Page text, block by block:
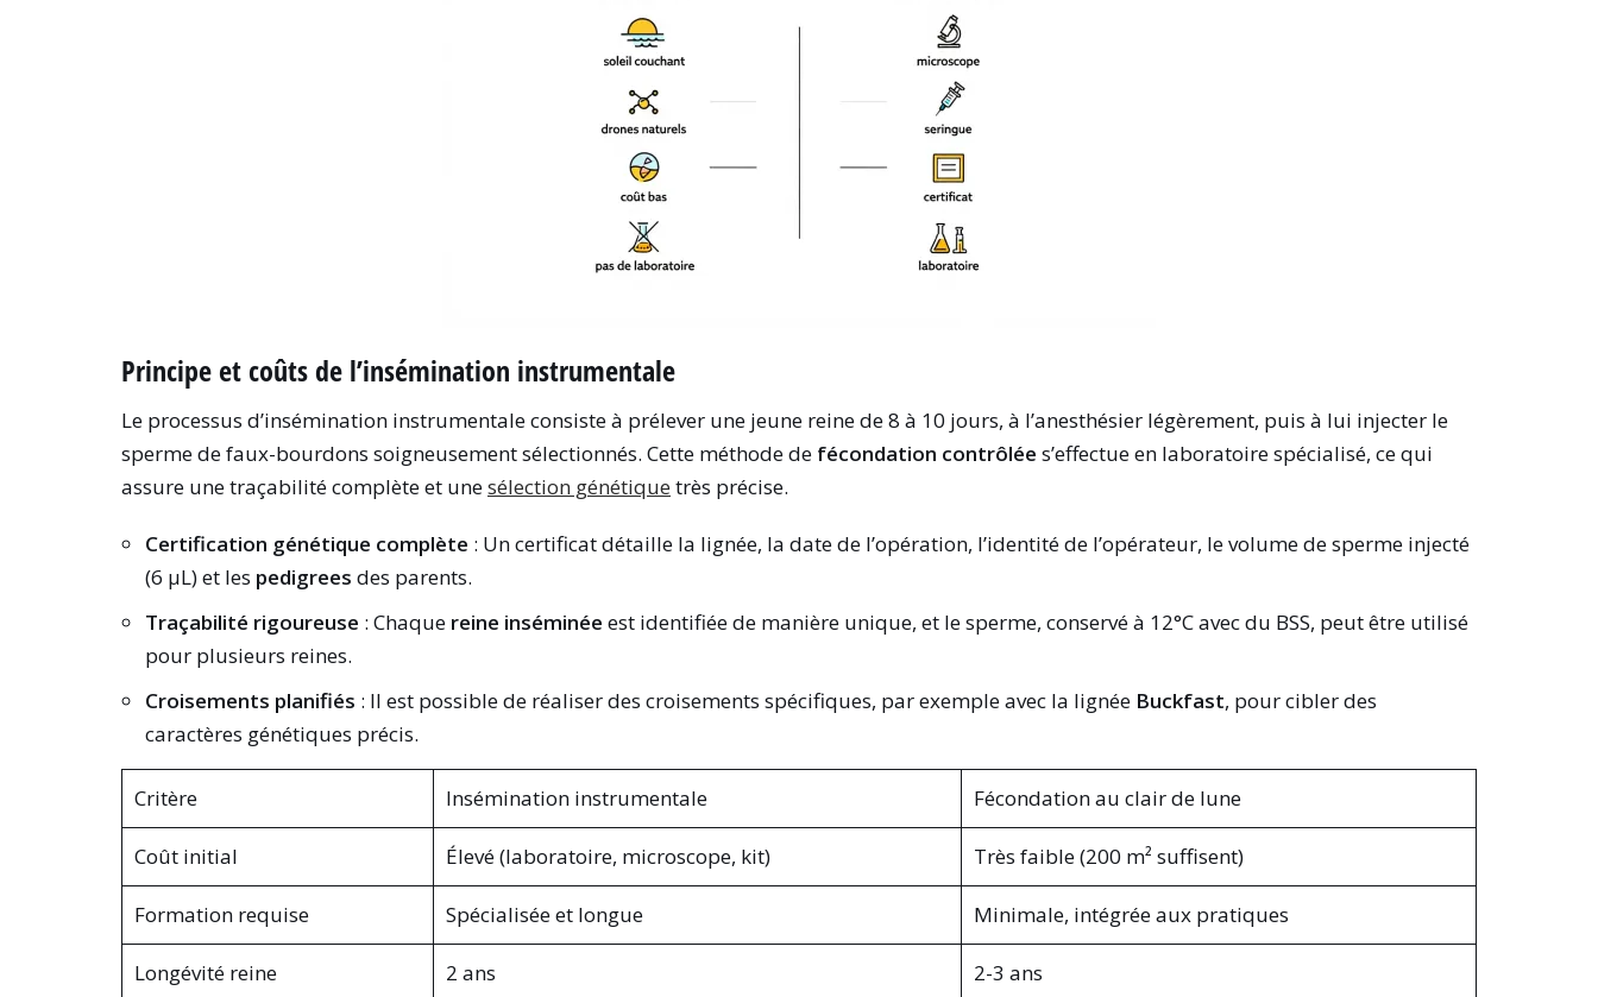
Principe et coûts de l’insémination instrumentale
Le processus d’insémination instrumentale consiste à prélever une jeune reine de 8 à 10 jours, à l’anesthésier légèrement, puis à lui injecter le
sperme de faux-bourdons soigneusement sélectionnés. Cette méthode de fécondation contrôlée s’effectue en laboratoire spécialisé, ce qui
assure une traçabilité complète et unesélection génétique très précise.
Certification génétique complète : Un certificat détaille la lignée, la date de l’opération, l’identité de l’opérateur, le volume de sperme injecté
(6 µL) et les pedigrees des parents.
Traçabilité rigoureuse : Chaque reine inséminée est identifiée de manière unique, et le sperme, conservé à 12°C avec du BSS, peut être utilisé
pour plusieurs reines.
Croisements planifiés : Il est possible de réaliser des croisements spécifiques, par exemple avec la lignée Buckfast, pour cibler des
caractères génétiques précis.
Critère Insémination instrumentale Fécondation au clair de lune
Coût initial Élevé (laboratoire, microscope, kit) Très faible (200 m² suffisent)
Formation requise Spécialisée et longue Minimale, intégrée aux pratiques
Longévité reine 2 ans 2-3 ans